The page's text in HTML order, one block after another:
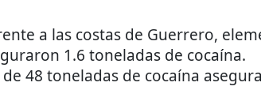
a las costas de Guerrero,
1.6 toneladas de cocaína.
48 toneladas de cocaína